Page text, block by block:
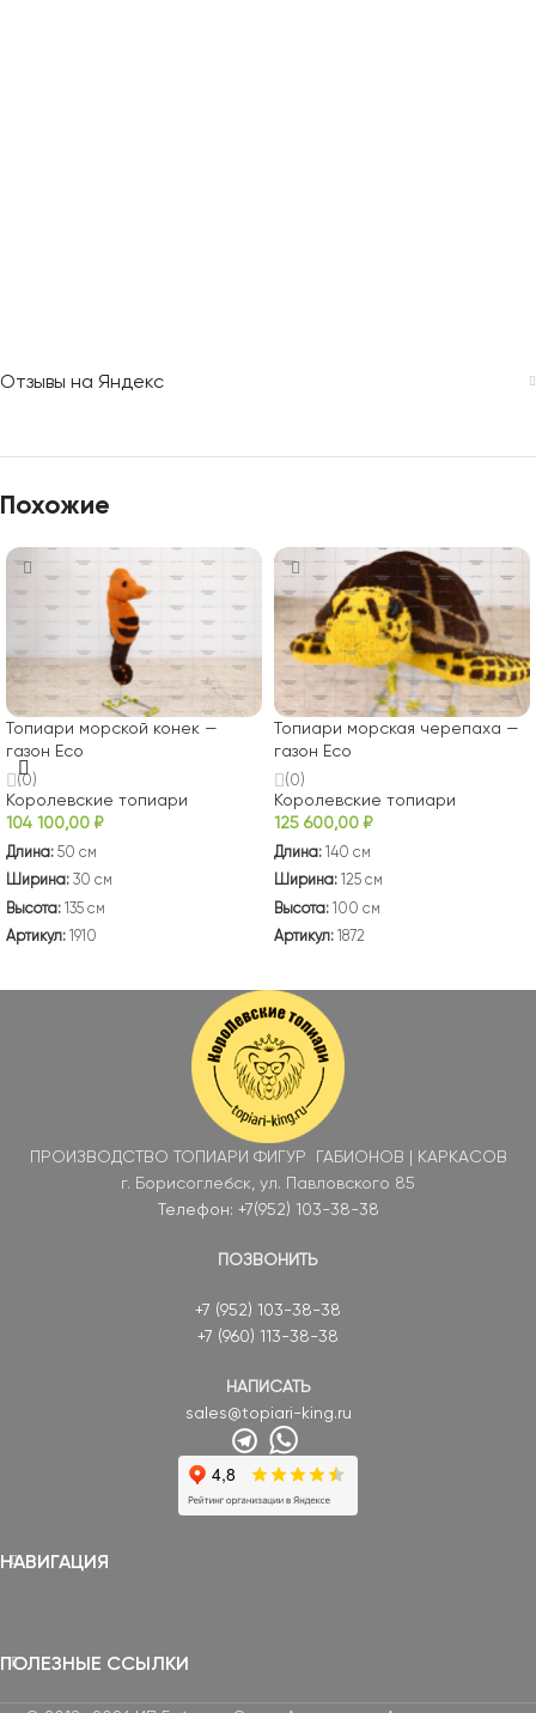
Отзывы на Яндекс
Похожие
Топиари морской конек —
газон Есо
(0)
Королевские топиари
104 100,00₽
Длина: 50 см
Ширина: 30 см
Высота: 135 см
Артикул: 1910
Топиари морская черепаха —
газон Есо
(0)
Королевские топиари
125 600,00₽
Длина: 140 см
Ширина: 125 см
Высота: 100 см
Артикул: 1872
ПРОИЗВОДСТВО ТОПИАРИ ФИГУР ГАБИОНОВ | КАРКАСОВ
г. Борисоглебск, ул. Павловского 85
Телефон: +7(952) 103-38-38
ПОЗВОНИТЬ
+7 (952) 103-38-38
+7 (960) 113-38-38
НАПИСАТЬ
sales@topiari-king.ru
НАВИГАЦИЯ
ПОЛЕЗНЫЕ ССЫЛКИ